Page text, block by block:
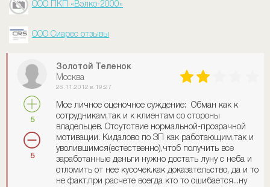
ООО ПКП «Вэлко-2000»
ООО Сиарес отзывы
5
5
Золотой Теленок
Москва
26.11.2012 в 19:27
Мое личное оценочное суждение: Обман как к
сотрудникам,так и к клиентам со стороны
владельцев. Отсутствие нормальной-прозрачной
мотивации. Кидалово по ЗП как работающим,так и
уволившимся(естественно),чтоб получить все
заработанные деньги нужно достать луну с неба и
отломить от нее кусочек.как доказательство, да и то
не факт,при расчете всегда кто то ошибается...ну